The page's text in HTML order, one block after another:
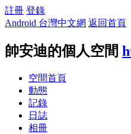
註冊 登錄
Android 台灣中文網 返回首頁
帥安迪的個人空間
空間首頁
動態
記錄
日誌
相冊